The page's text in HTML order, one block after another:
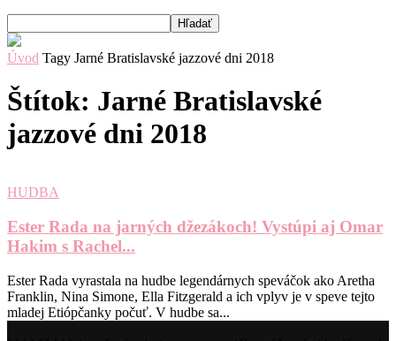
Úvod Tagy Jarné Bratislavské jazzové dni 2018
Štítok: Jarné Bratislavské
jazzové dni 2018
HUDBA
Ester Rada na jarných džezákoch! Vystúpi aj Omar
Hakim s Rachel...
Ester Rada vyrastala na hudbe legendárnych speváčok ako Aretha
Franklin, Nina Simone, Ella Fitzgerald a ich vplyv je v speve tejto
mladej Etiópčanky počuť. V hudbe sa...